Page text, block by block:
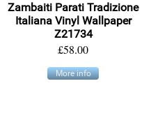
Zambaiti Parati Tradizione
Italiana Vinyl Wallpaper
Z21734
£58.00
More info